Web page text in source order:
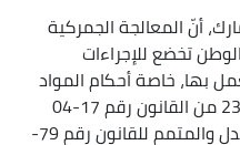
أنّ المعالجة الجمركية
تخضع للإجراءات
بها، خاصة أحكام المواد
49، 86 مكرر 2، 213 فقرة "ط" و235 من القانون رقم 17-04
المؤرخ في 16 فيفري 2017 المعدل والمتمم للقانون رقم 79-